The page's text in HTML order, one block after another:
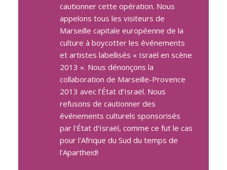
cautionner cette opération. Nous
appelons tous les visiteurs de
Marseille capitale européenne de la
culture à boycotter les événements
et artistes labellisés « Israël en scène
2013 ». Nous dénonçons la
collaboration de Marseille-Provence
2013 avec l’État d’Israël. Nous
refusons de cautionner des
événements culturels sponsorisés
par l'État d'Israël, comme ce fut le cas
pour l'Afrique du Sud du temps de
l'Apartheid!